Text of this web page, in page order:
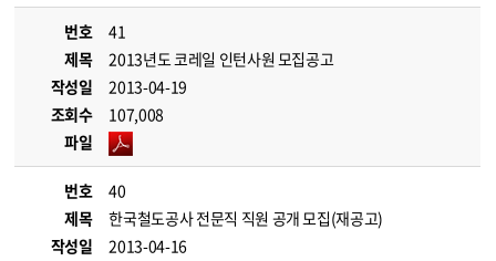
번호
41
제목
2013년도 코레일 인턴사원 모집공고
작성일
2013-04-19
조회수
107,008
파일
번호
40
제목
한국철도공사 전문직 직원 공개 모집(재공고)
작성일
2013-04-16